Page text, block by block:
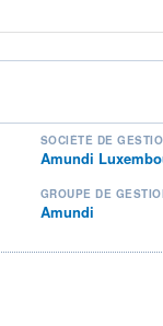
SOCIÉTÉ DE
Amundi
GROUPE DE
Amundi